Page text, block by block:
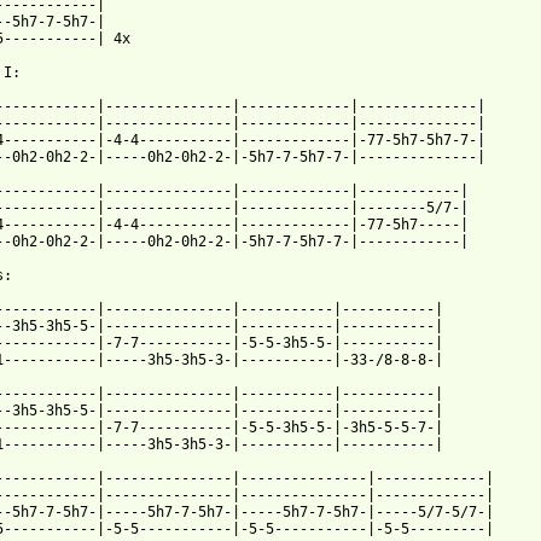
|
7-5h7-|
| 4x
I:
|---------------|-------------|--------------|
|---------------|-------------|--------------|
|-4-4-----------|-------------|-77-5h7-5h7-7-|
0h2-0h2-2-|-----0h2-0h2-2-|-5h7-7-5h7-7-|--------------|
|---------------|-------------|------------|
|---------------|-------------|--------5/7-|
|-4-4-----------|-------------|-77-5h7-----|
0h2-0h2-2-|-----0h2-0h2-2-|-5h7-7-5h7-7-|------------|
|---------------|-----------|-----------|
3h5-3h5-5-|---------------|-----------|-----------|
|-7-7-----------|-5-5-3h5-5-|-----------|
|-----3h5-3h5-3-|-----------|-33-/8-8-8-|
|---------------|-----------|-----------|
3h5-3h5-5-|---------------|-----------|-----------|
|-7-7-----------|-5-5-3h5-5-|-3h5-5-5-7-|
|-----3h5-3h5-3-|-----------|-----------|
|---------------|---------------|-------------|
|---------------|---------------|-------------|
5h7-7-5h7-|-----5h7-7-5h7-|-----5h7-7-5h7-|-----5/7-5/7-|
|-5-5-----------|-5-5-----------|-5-5---------|